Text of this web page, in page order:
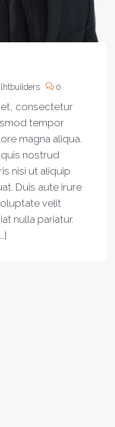
0
consectetur
tempor
magna aliqua.
quis nostrud
nisi ut aliquip
Duis aute irure
velit
nulla pariatur.